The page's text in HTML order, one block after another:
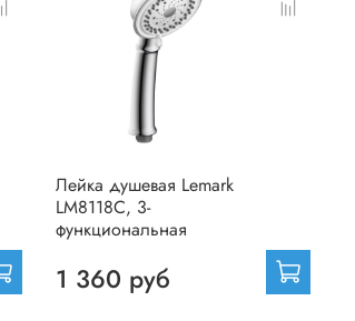
Лейка душевая Lemark
LM8118C, 3-
функциональная
1 360 руб